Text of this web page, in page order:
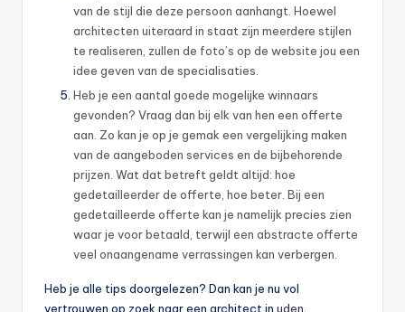
van de stijl die deze persoon aanhangt. Hoewel
architecten uiteraard in staat zijn meerdere stijlen
te realiseren, zullen de foto’s op de website jou een
idee geven van de specialisaties.
Heb je een aantal goede mogelijke winnaars
gevonden? Vraag dan bij elk van hen een offerte
aan. Zo kan je op je gemak een vergelijking maken
van de aangeboden services en de bijbehorende
prijzen. Wat dat betreft geldt altijd: hoe
gedetailleerder de offerte, hoe beter. Bij een
gedetailleerde offerte kan je namelijk precies zien
waar je voor betaald, terwijl een abstracte offerte
veel onaangename verrassingen kan verbergen.
Heb je alle tips doorgelezen? Dan kan je nu vol
vertrouwen op zoek naar een architect in uden